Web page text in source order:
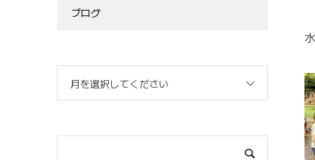
ブログ
月を選択してください